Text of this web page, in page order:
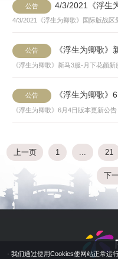
公告
4/3/2021《浮生为卿歌》国际版战区
公告
《浮生为卿歌》新马3服-月下花颜新
公告 《浮生为卿歌》
《浮生为卿歌》6月4日版本更新公告
上一页 1 21
下
· 我们通过使用Cookies使网站正常运